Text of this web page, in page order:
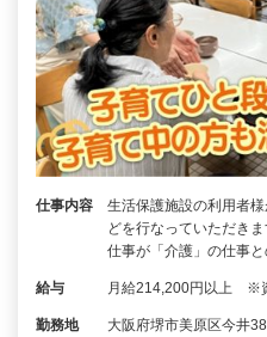
仕事内容
生活保護施設の利用者
どを行なっていただき
仕事が「介護」の仕事
給与 月給214,200円以上 ※
勤務地
大阪府堺市美原区今井